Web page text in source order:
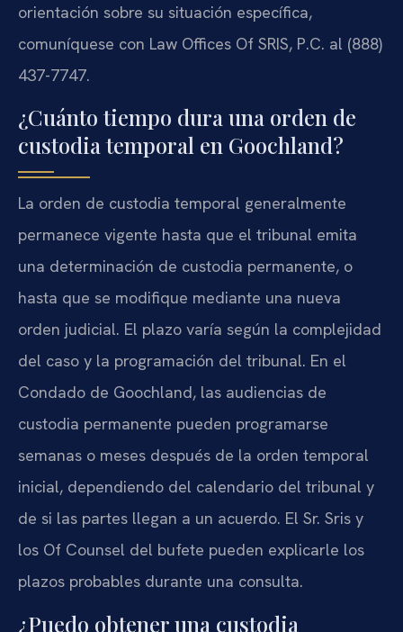
orientación sobre su situación específica,
comuníquese con Law Offices Of SRIS, P.C. al (888)
437-7747.
¿Cuánto tiempo dura una orden de
custodia temporal en Goochland?
La orden de custodia temporal generalmente
permanece vigente hasta que el tribunal emita
una determinación de custodia permanente, o
hasta que se modifique mediante una nueva
orden judicial. El plazo varía según la complejidad
del caso y la programación del tribunal. En el
Condado de Goochland, las audiencias de
custodia permanente pueden programarse
semanas o meses después de la orden temporal
inicial, dependiendo del calendario del tribunal y
de si las partes llegan a un acuerdo. El Sr. Sris y
los Of Counsel del bufete pueden explicarle los
plazos probables durante una consulta.
¿Puedo obtener una custodia